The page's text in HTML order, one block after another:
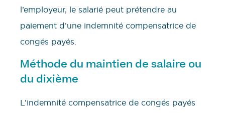
l’employeur, le salarié peut prétendre au
paiement d’une indemnité compensatrice de
congés payés.
Méthode du maintien de salaire ou
du dixième
L’indemnité compensatrice de congés payés